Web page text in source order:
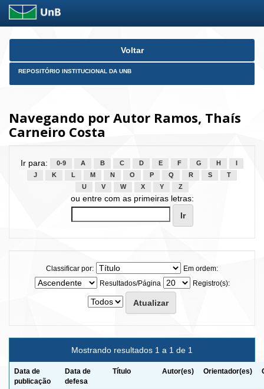
Skip
Voltar
REPOSITÓRIO INSTITUCIONAL DA UNB
Navegando por Autor Ramos, Thaís
Carneiro Costa
Ir para: 0-9 A B C D E F G H
J
K L M N O P Q R S
T
U
V W X Y Z
ou entre com as primeiras letras:
Classificar por:
Em ordem:
Resultados/Página
Registro(s):
Mostrando resultados 1 a 1 de 1
Data de
publicação
Data de
defesa
Título Autor(es) Orientador(es)